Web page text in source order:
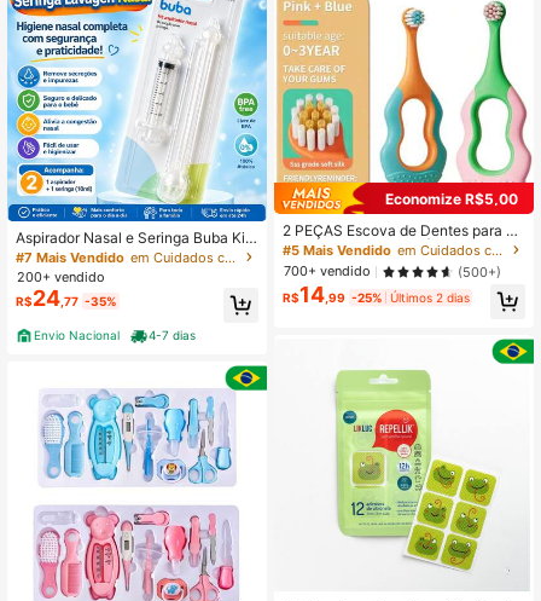
Aspirador Nasal e Seringa Buba Kit
Lavador Nasal Alivio Coriza Bebê
#7 Mais Vendido
em Cuidados com a saúde do bebê
200+ vendido
R$24 ,77 -35%
Envio Nacional 4-7 dias
Economize R$5,00
2 PEÇAS Escova de Dentes para Cr
ianças de 0 a 3 anos | Cerdas Maci
as Redondas com Cabo Mastigável
#5 Mais Vendido
em Cuidados com a saúde do bebê
700+ vendido
(500+)
R$14 ,99 -25% Últimos 2 dias